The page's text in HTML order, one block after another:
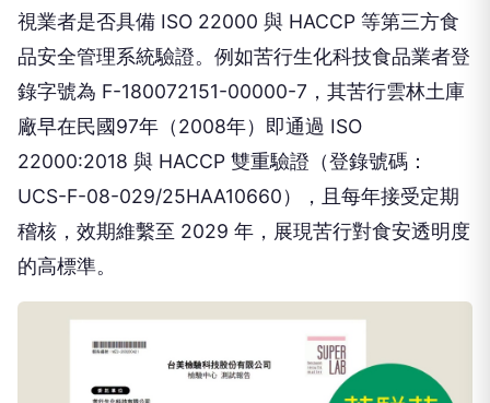
視業者是否具備 ISO 22000 與 HACCP 等第三方食
品安全管理系統驗證。例如苦行生化科技食品業者登
錄字號為 F-180072151-00000-7，其苦行雲林土庫
廠早在民國97年（2008年）即通過 ISO
22000:2018 與 HACCP 雙重驗證（登錄號碼：
UCS-F-08-029/25HAA10660），且每年接受定期
稽核，效期維繫至 2029 年，展現苦行對食安透明度
的高標準。